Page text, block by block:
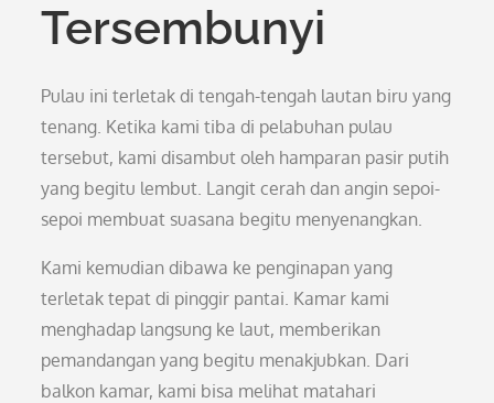
Tersembunyi
Pulau ini terletak di tengah-tengah lautan biru yang
tenang. Ketika kami tiba di pelabuhan pulau
tersebut, kami disambut oleh hamparan pasir putih
yang begitu lembut. Langit cerah dan angin sepoi-
sepoi membuat suasana begitu menyenangkan.
Kami kemudian dibawa ke penginapan yang
terletak tepat di pinggir pantai. Kamar kami
menghadap langsung ke laut, memberikan
pemandangan yang begitu menakjubkan. Dari
balkon kamar, kami bisa melihat matahari